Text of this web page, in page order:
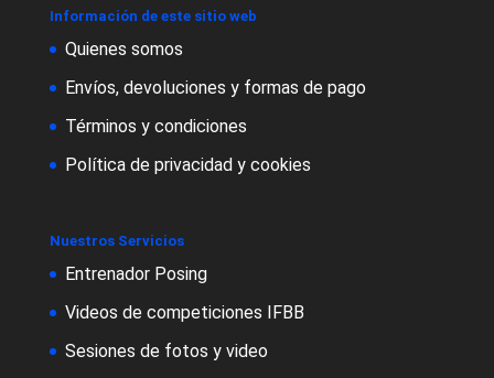
Información de este sitio web
Quienes somos
Envíos, devoluciones y formas de pago
Términos y condiciones
Política de privacidad y cookies
Nuestros Servicios
Entrenador Posing
Videos de competiciones IFBB
Sesiones de fotos y video